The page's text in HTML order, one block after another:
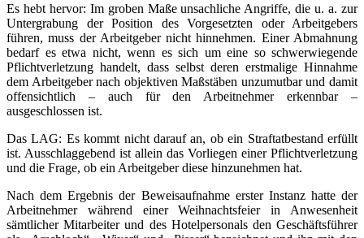
Es hebt hervor: Im groben Maße unsachliche Angriffe, die u. a. zur
Untergrabung der Position des Vorgesetzten oder Arbeitgebers
führen, muss der Arbeitgeber nicht hinnehmen. Einer Abmahnung
bedarf es etwa nicht, wenn es sich um eine so schwerwiegende
Pflichtverletzung handelt, dass selbst deren erstmalige Hinnahme
dem Arbeitgeber nach objektiven Maßstäben unzumutbar und damit
offensichtlich – auch für den Arbeitnehmer erkennbar –
ausgeschlossen ist.
Das LAG: Es kommt nicht darauf an, ob ein Straftatbestand erfüllt
ist. Ausschlaggebend ist allein das Vorliegen einer Pflichtverletzung
und die Frage, ob ein Arbeitgeber diese hinzunehmen hat.
Nach dem Ergebnis der Beweisaufnahme erster Instanz hatte der
Arbeitnehmer während einer Weihnachtsfeier in Anwesenheit
sämtlicher Mitarbeiter und des Hotelpersonals den Geschäftsführer